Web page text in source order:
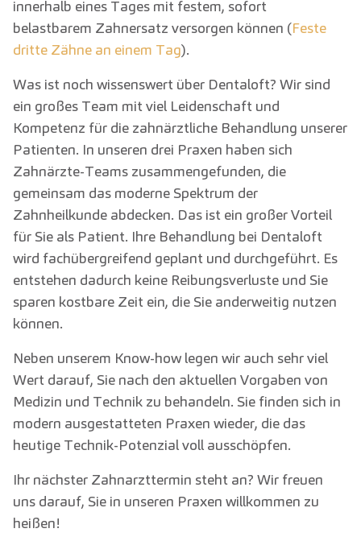
innerhalb eines Tages mit festem, sofort
belastbarem Zahnersatz versorgen können (Feste
dritte Zähne an einem Tag).
Was ist noch wissenswert über Dentaloft? Wir sind
ein großes Team mit viel Leidenschaft und
Kompetenz für die zahnärztliche Behandlung unserer
Patienten. In unseren drei Praxen haben sich
Zahnärzte-Teams zusammengefunden, die
gemeinsam das moderne Spektrum der
Zahnheilkunde abdecken. Das ist ein großer Vorteil
für Sie als Patient. Ihre Behandlung bei Dentaloft
wird fachübergreifend geplant und durchgeführt. Es
entstehen dadurch keine Reibungsverluste und Sie
sparen kostbare Zeit ein, die Sie anderweitig nutzen
können.
Neben unserem Know-how legen wir auch sehr viel
Wert darauf, Sie nach den aktuellen Vorgaben von
Medizin und Technik zu behandeln. Sie finden sich in
modern ausgestatteten Praxen wieder, die das
heutige Technik-Potenzial voll ausschöpfen.
Ihr nächster Zahnarzttermin steht an? Wir freuen
uns darauf, Sie in unseren Praxen willkommen zu
heißen!